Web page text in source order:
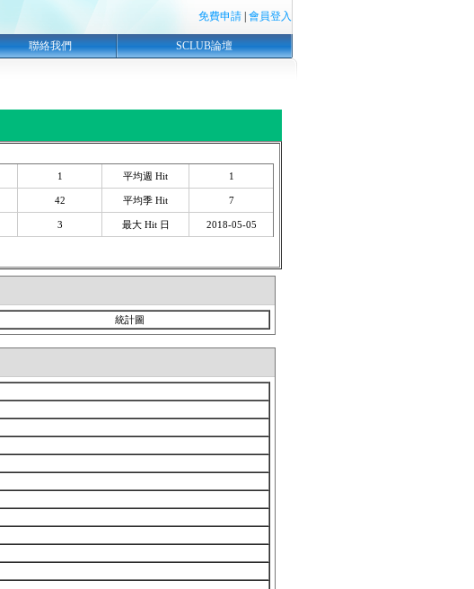
免費申請 會員登入
聯絡我們 SCLUB論壇
1 平均週 Hit 1
42 平均季 Hit 7
3 最大 Hit 日 2018-05-05
統計圖